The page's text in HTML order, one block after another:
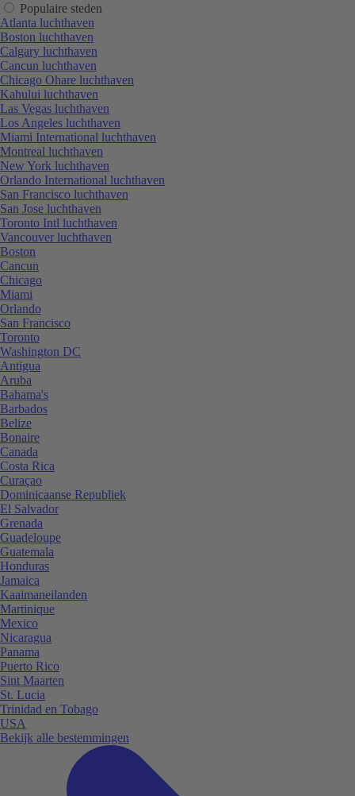
Populaire steden
Atlanta luchthaven
Boston luchthaven
Calgary luchthaven
Cancun luchthaven
Chicago Ohare luchthaven
Kahului luchthaven
Las Vegas luchthaven
Los Angeles luchthaven
Miami International luchthaven
Montreal luchthaven
New York luchthaven
Orlando International luchthaven
San Francisco luchthaven
San Jose luchthaven
Toronto Intl luchthaven
Vancouver luchthaven
Boston
Cancun
Chicago
Miami
Orlando
San Francisco
Toronto
Washington DC
Antigua
Aruba
Bahama's
Barbados
Belize
Bonaire
Canada
Costa Rica
Curaçao
Dominicaanse Republiek
El Salvador
Grenada
Guadeloupe
Guatemala
Honduras
Jamaica
Kaaimaneilanden
Martinique
Mexico
Nicaragua
Panama
Puerto Rico
Sint Maarten
St. Lucia
Trinidad en Tobago
USA
Bekijk alle bestemmingen